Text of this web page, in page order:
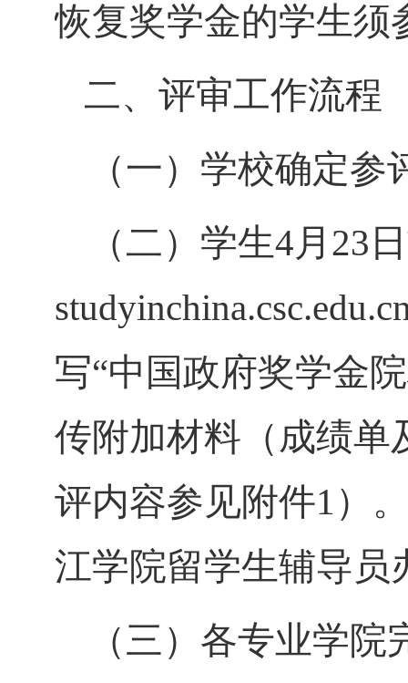
恢复奖学金的学生须
二、评审工作流程
（一）学校确定
（二）学生4月23
写“中国政府奖学金
传附加材料（成绩单
评内容参见附件1）
江学院留学生辅导员
（三）各专业学